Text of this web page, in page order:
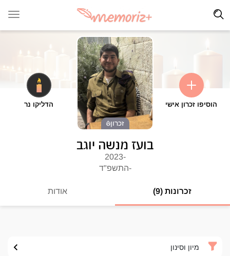
הוסיפו זכרון אישי
זכרון
הדליקו נר
בועז מנשה יוגב
-2023
-התשפ"ד
זכרונות (9) אודות
מיון וסינון